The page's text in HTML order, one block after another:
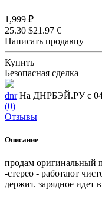
1,999 ₽
25.30 $21.97 €
Написать продавцу
Купить
Безопасная сделка
dnr На ДНРБЭЙ.РУ с
(0)
Отзывы
Описание
продам оригинальный
-стерео - работают
держит. зарядное идет